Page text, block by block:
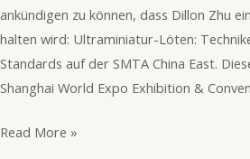
ankündigen zu können, dass Dillon Zhu
halten wird: Ultraminiatur-Löten:
Standards auf der SMTA China East.
Shanghai World Expo Exhibition &
Read More »